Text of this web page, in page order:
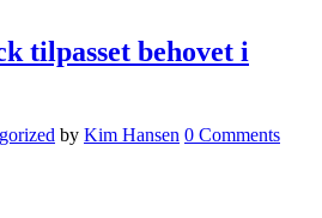
tilpasset behovet i
by Kim Hansen 0 Comments